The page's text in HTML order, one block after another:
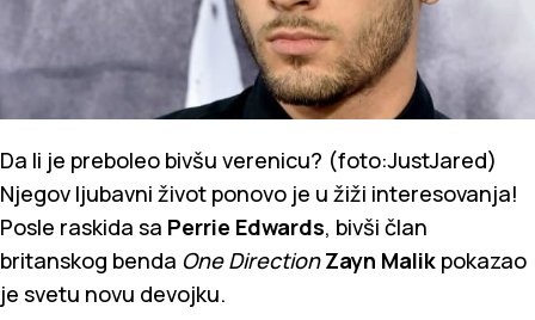
Da li je preboleo bivšu verenicu? (foto:JustJared)
Njegov ljubavni život ponovo je u žiži interesovanja!
Posle raskida sa Perrie Edwards, bivši član
britanskog benda One DirectionZayn Malik pokazao
je svetu novu devojku.